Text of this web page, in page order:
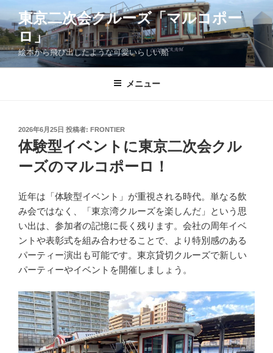
ン
テ
ン
ツ
東京二次会クルーズ「マルコポー
ロ」
絵本から飛び出したような可愛いらしい船
メニュー
投
稿
日:
2026年6月25日 投稿者: FRONTIER
体験型イベントに東京二次会クル
ーズのマルコポーロ！
近年は「体験型イベント」が重視される時代。単なる飲
み会ではなく、「東京湾クルーズを楽しんだ」という思
い出は、参加者の記憶に長く残ります。会社の周年イベ
ントや表彰式を組み合わせることで、より特別感のある
パーティー演出も可能です。東京貸切クルーズで新しい
パーティーやイベントを開催しましょう。